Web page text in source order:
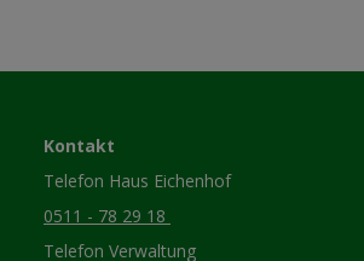
Kontakt
Telefon Haus Eichenhof
0511 - 78 29 18
Telefon Verwaltung